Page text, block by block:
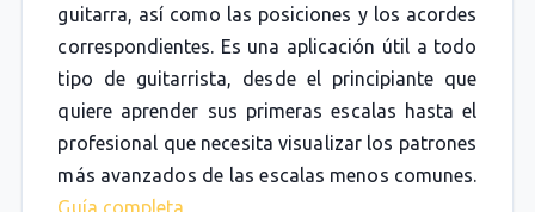
guitarra, así como las posiciones y los acordes
correspondientes. Es una aplicación útil a todo
tipo de guitarrista, desde el principiante que
quiere aprender sus primeras escalas hasta el
profesional que necesita visualizar los patrones
más avanzados de las escalas menos comunes.
Guía completa